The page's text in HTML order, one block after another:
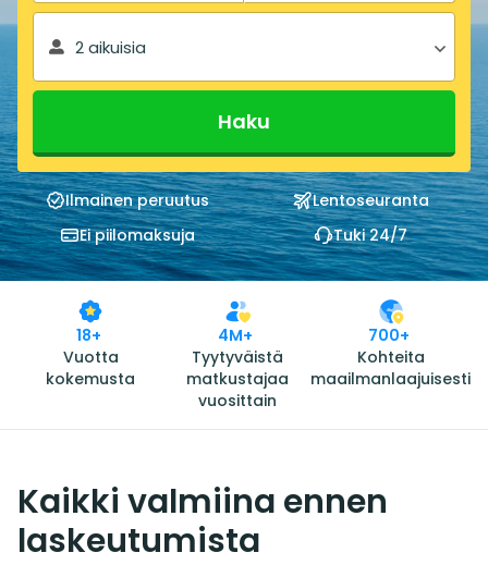
2 aikuisia
Haku
Ilmainen peruutus
Lentoseuranta
Ei piilomaksuja
Tuki 24/7
18+
Vuotta
kokemusta
4M+
Tyytyväistä
matkustajaa
vuosittain
700+
Kohteita
maailmanlaajuisesti
Kaikki valmiina ennen
laskeutumista